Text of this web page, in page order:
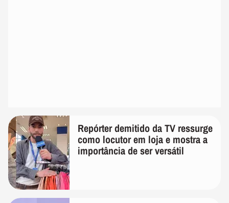
Repórter demitido da TV ressurge
como locutor em loja e mostra a
importância de ser versátil